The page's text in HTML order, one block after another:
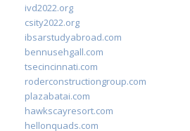
ivd2022.org
csity2022.org
ibsarstudyabroad.com
bennusehgall.com
tsecincinnati.com
roderconstructiongroup.com
plazabatai.com
hawkscayresort.com
hellonquads.com